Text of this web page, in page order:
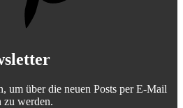
um über die neuen Posts per E-Mail
zu werden.